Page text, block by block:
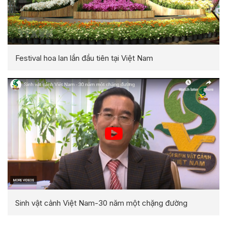
Festival hoa lan lần đầu tiên tại Việt Nam
Sinh vật cảnh Việt Nam-30 năm một chặng đường